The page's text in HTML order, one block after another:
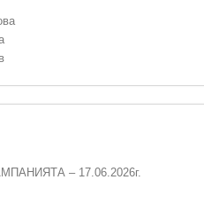
– 17.06.2026г.